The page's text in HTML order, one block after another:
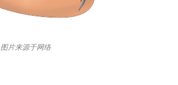
片来源于网络